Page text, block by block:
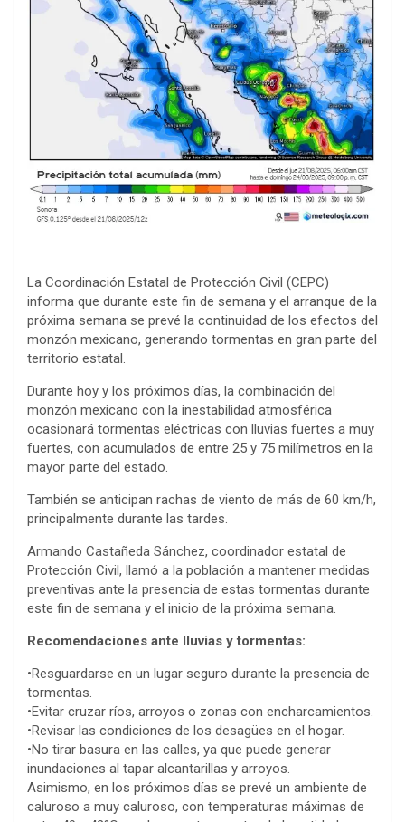
La Coordinación Estatal de Protección Civil (CEPC)
informa que durante este fin de semana y el arranque de la
próxima semana se prevé la continuidad de los efectos del
monzón mexicano, generando tormentas en gran parte del
territorio estatal.
Durante hoy y los próximos días, la combinación del
monzón mexicano con la inestabilidad atmosférica
ocasionará tormentas eléctricas con lluvias fuertes a muy
fuertes, con acumulados de entre 25 y 75 milímetros en la
mayor parte del estado.
También se anticipan rachas de viento de más de 60 km/h,
principalmente durante las tardes.
Armando Castañeda Sánchez, coordinador estatal de
Protección Civil, llamó a la población a mantener medidas
preventivas ante la presencia de estas tormentas durante
este fin de semana y el inicio de la próxima semana.
Recomendaciones ante lluvias y tormentas:
•Resguardarse en un lugar seguro durante la presencia de
tormentas.
•Evitar cruzar ríos, arroyos o zonas con encharcamientos.
•Revisar las condiciones de los desagües en el hogar.
•No tirar basura en las calles, ya que puede generar
inundaciones al tapar alcantarillas y arroyos.
Asimismo, en los próximos días se prevé un ambiente de
caluroso a muy caluroso, con temperaturas máximas de